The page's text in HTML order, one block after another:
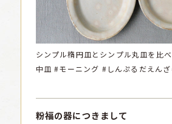
シンプル楕円皿とシンプル丸皿を比べ
中皿 #モーニング #しんぷるだえんざ
粉福の器につきまして